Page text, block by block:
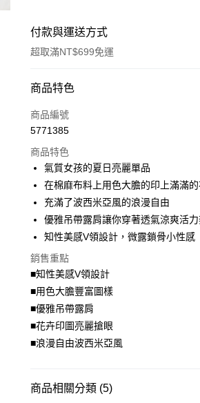
付款與運送方式
超取滿NT$699免運
付款方式
信用卡一次付款
LINE Pay
Apple Pay
街口支付
悠遊付
Google Pay
全盈+PAY
大哥付你分期
相關說明
【大哥付你分期使用說明】
流程，驗證手機門號後，選擇欲分期的期數
完成交易。
【關於「AFTEE先享後付」】
ATM付款
商品特色
商品編號
5771385
商品特色
氣質女孩的夏日亮麗單品
在棉麻布料上用色大膽的印上滿滿
充滿了波西米亞風的浪漫自由
優雅吊帶露肩讓你穿著透氣涼爽活
知性美感V領設計，微露鎖骨小性感
銷售重點
■知性美感V領設計
■用色大膽豐富圖樣
■優雅吊帶露肩
■花卉印圖亮麗搶眼
■浪漫自由波西米亞風
商品相關分類 (5)